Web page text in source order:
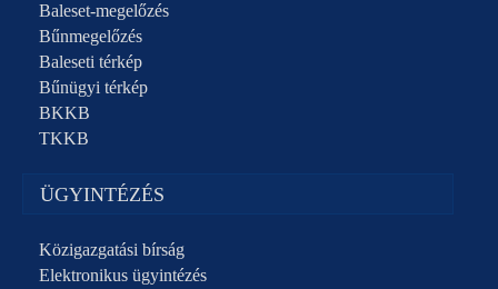
Baleset-megelőzés
Bűnmegelőzés
Baleseti térkép
Bűnügyi térkép
BKKB
TKKB
ÜGYINTÉZÉS
Közigazgatási bírság
Elektronikus ügyintézés